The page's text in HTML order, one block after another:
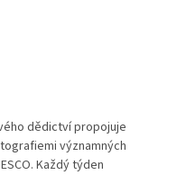
dědictví propojuje
významných
Každý týden